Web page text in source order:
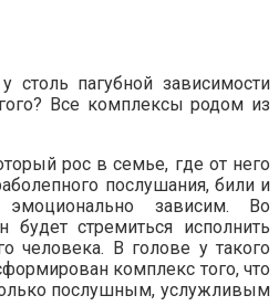
столь пагубной зависимости
Все комплексы родом из
рос в семье, где от него
послушания, били и
зависим. Во
будет стремиться исполнить
человека. В голове у такого
комплекс того, что
послушным, услужливым